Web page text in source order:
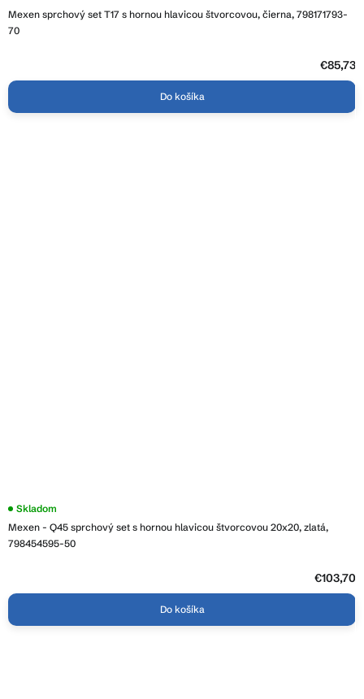
Mexen sprchový set T17 s hornou hlavicou štvorcovou, čierna, 798171793-
70
€85,73
Do košíka
Mexen - Q45 sprchový set s hornou hlavicou štvorcovou 20x20, zlatá,
798454595-50
Skladom
€103,70
Do košíka